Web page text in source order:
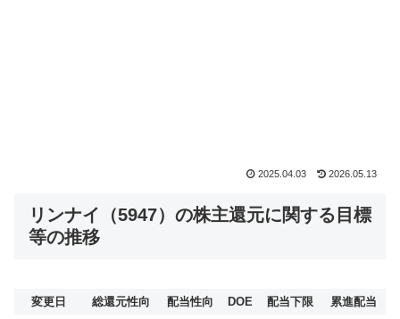
2025.04.03 2026.05.13
リンナイ（5947）の株主還元に関する目標
等の推移
変更日 総還元性向 配当性向 DOE 配当下限
累進配当